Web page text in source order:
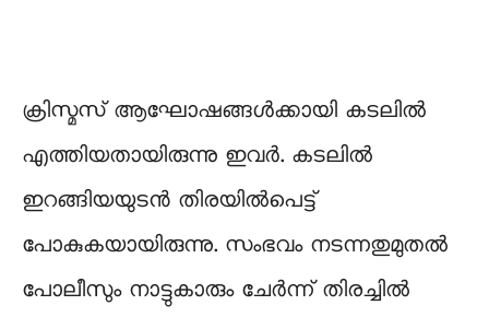
ക്രിസ്മസ് ആഘോഷങ്ങൾക്കായി കടലിൽ
എത്തിയതായിരുന്നു ഇവർ. കടലിൽ
ഇറങ്ങിയയുടൻ തിരയിൽപെട്ട്
പോകുകയായിരുന്നു. സംഭവം നടന്നതുമുതൽ
പോലീസും നാട്ടുകാരും ചേർന്ന് തിരച്ചിൽ